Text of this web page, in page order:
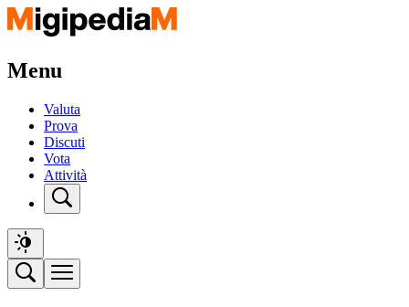
Menu
Valuta
Prova
Discuti
Vota
Attività